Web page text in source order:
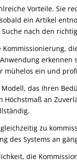
Vorteile. Sie
ein Artikel
nach den
Kommissionierung,
ein und
das Ihren
an
zu
des Systems an
die